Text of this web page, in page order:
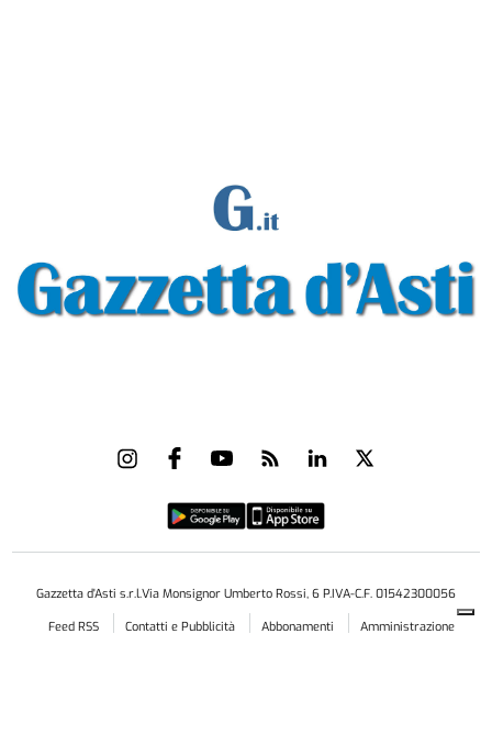
Gazzetta d'Asti s.r.l.Via Monsignor Umberto Rossi, 6 P.IVA-C.F. 01542300056
Feed RSS
Contatti e Pubblicità Abbonamenti
Amministrazione